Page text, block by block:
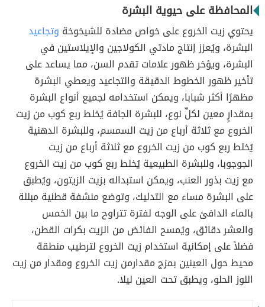
المحافظة على حيوية البشرة
يحتوي زيت الخروع على خواص مضادة للشيخوخة وتجاعيد
البشرة، ويُعزز إنتاج مادتي الكولاجين والإيلاستين في
البشرة، ويؤخر ظهور علامات تقدم السن، مما يساعد على
تأخير ظهور الخطوط الدقيقة والتجاعيد ويعطي البشرة
مظهرًا أكثر شبابا، ويمكن استخدامه لجميع أنواع البشرة
بمقدارٍ معين لكلِّ نوع، للبشرة الجافة يُخلط ربع كوب من زيت
الخروع مع ثلاثة أرباع من زيت السمسم، وللبشرة الدهنية
يُخلط ربع كوب من زيت الخروع مع ثلاثة أرباع من زيت
الجوجوبا، وللبشرة الطبيعية يُخلط ربع كوب من زيت الخروع
مع زيت بذور العنب، ويمكن استبداله بزيت الزيتون، ويُطبق
على البشرة مساء مع التدليك، وتوضع منشفة قطنية مبللة
بالماء الدافئ على الوجه لفترة تتراوح ما بين الخمس
والعشر دقائق، ويُمسح الفائض من الزيت بكرات القطن،
فضلاً على إمكانية استخدام زيت الخروع لترطيب منطقة
محيط حول العينين بمزج مقدارمن زيت الخروع ومقدار من زيت
اللوز الحلو، ويطبق تحت العين ليلا.